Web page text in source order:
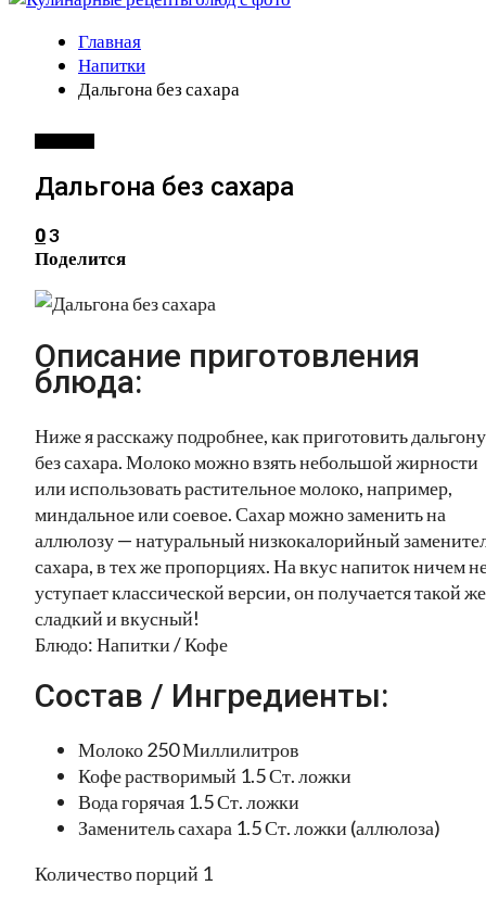
Главная
Напитки
Дальгона без сахара
Дальгона без сахара
03
Поделится
Описание приготовления
блюда:
Ниже я расскажу подробнее, как приготовить дальгону
без сахара. Молоко можно взять небольшой жирности
или использовать растительное молоко, например,
миндальное или соевое. Сахар можно заменить на
аллюлозу — натуральный низкокалорийный
сахара, в тех же пропорциях. На вкус напиток ничем
уступает классической версии, он получается такой же
сладкий и вкусный!
Блюдо: Напитки / Кофе
Состав / Ингредиенты:
Молоко 250 Миллилитров
Кофе растворимый 1.5 Ст. ложки
Вода горячая 1.5 Ст. ложки
Заменитель сахара 1.5 Ст. ложки (аллюлоза)
Количество порций 1